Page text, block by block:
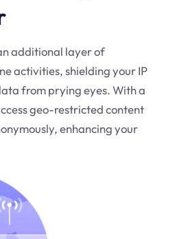
additional layer of
activities, shielding your IP
from prying eyes. With a
geo-restricted content
enhancing your